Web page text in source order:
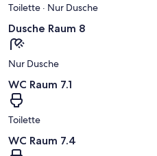
Toilette · Nur Dusche
Dusche Raum 8
Nur Dusche
WC Raum 7.1
Toilette
WC Raum 7.4